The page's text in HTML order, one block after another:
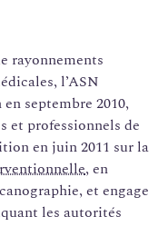
rayonnements
l’ASN
septembre 2010,
et professionnels de
en juin 2011 sur la
, en
et engage
les autorités